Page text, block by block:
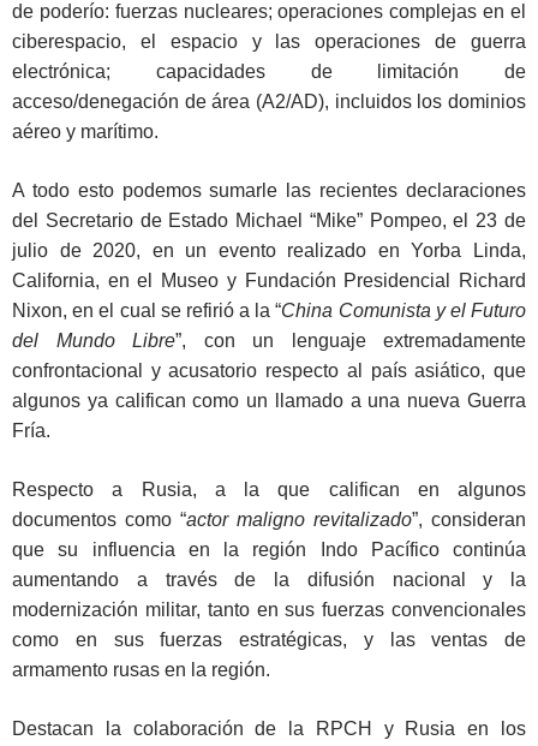
de poderío: fuerzas nucleares; operaciones complejas en el
ciberespacio, el espacio y las operaciones de guerra
electrónica; capacidades de limitación de
acceso/denegación de área (A2/AD), incluidos los dominios
aéreo y marítimo.
A todo esto podemos sumarle las recientes declaraciones
del Secretario de Estado Michael “Mike” Pompeo, el 23 de
julio de 2020, en un evento realizado en Yorba Linda,
California, en el Museo y Fundación Presidencial Richard
Nixon, en el cual se refirió a la “China Comunista y el Futuro
del Mundo Libre”, con un lenguaje extremadamente
confrontacional y acusatorio respecto al país asiático, que
algunos ya califican como un llamado a una nueva Guerra
Fría.
Respecto a Rusia, a la que califican en algunos
documentos como “actor maligno revitalizado”, consideran
que su influencia en la región Indo Pacífico continúa
aumentando a través de la difusión nacional y la
modernización militar, tanto en sus fuerzas convencionales
como en sus fuerzas estratégicas, y las ventas de
armamento rusas en la región.
Destacan la colaboración de la RPCH y Rusia en los